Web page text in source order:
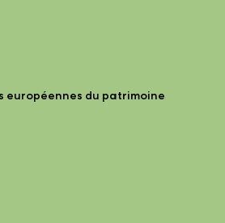
européennes du patrimoine